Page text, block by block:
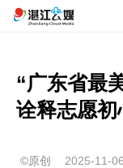
“广东省最
诠释志愿初
©原创 2025-11-